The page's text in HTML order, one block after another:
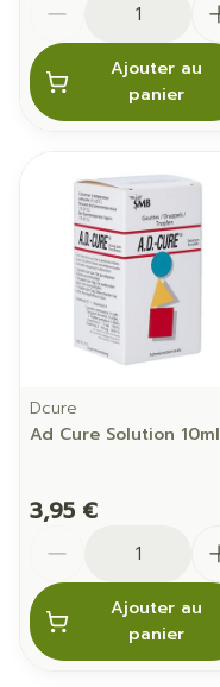
Ajouter au
panier
Dcure
Ad Cure Solution 10ml
3,95 €
Ajouter au
panier